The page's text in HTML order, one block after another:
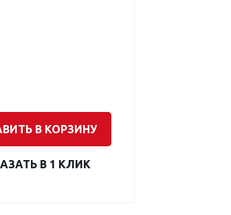
В КОРЗИНУ
В 1 КЛИК